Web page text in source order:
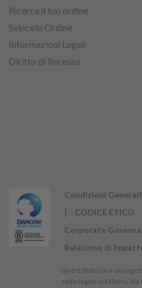
Ricerca il tuo ordine
Svincolo Ordine
Informazioni Legali
Diritto di Recesso
Condizioni
| CODICE ETICO
Corporate
Relazione di
Direct Nutricia è un
sede legale in Milano,